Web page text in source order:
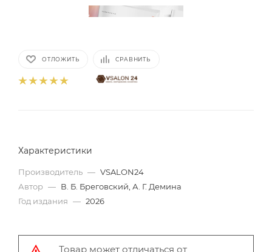
ОТЛОЖИТЬ СРАВНИТЬ
Характеристики
Производитель — VSALON24
Автор — В. Б. Бреговский, А. Г. Демина
Год издания — 2026
Товар может отличаться от